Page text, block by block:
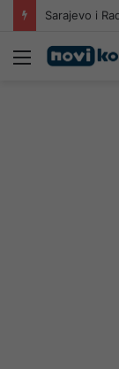
Sarajevo i
Meni